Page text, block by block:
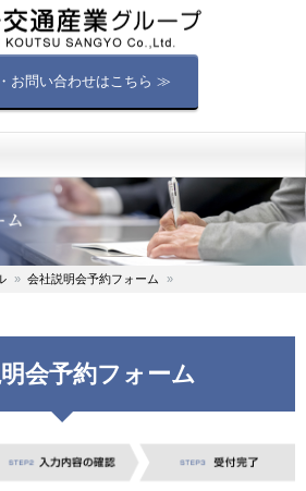
お問い合わせはこちら ≫
会社説明会予約フォーム
会予約フォーム